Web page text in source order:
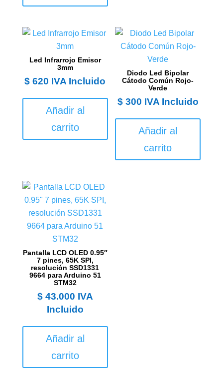
Led Infrarrojo Emisor
3mm
$ 620 IVA Incluido
Añadir al
carrito
Diodo Led Bipolar
Cátodo Común Rojo-
Verde
$300 IVA Incluido
Añadir al
carrito
Pantalla LCD OLED 0.95″
7 pines, 65K SPI,
resolución SSD1331
9664 para Arduino 51
STM32
$43.000 IVA
Incluido
Añadir al
carrito